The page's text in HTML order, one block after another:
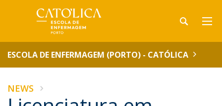
ESCOLA DE ENFERMAGEM (PORTO) - CATÓLICA
NEWS